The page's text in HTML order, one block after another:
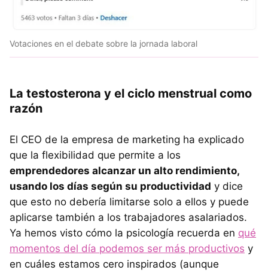
Votaciones en el debate sobre la jornada laboral
La testosterona y el ciclo menstrual como
razón
El CEO de la empresa de marketing ha explicado
que la flexibilidad que permite a los
emprendedores alcanzar un alto rendimiento,
usando los días según su productividad y dice
que esto no debería limitarse solo a ellos y puede
aplicarse también a los trabajadores asalariados.
Ya hemos visto cómo la psicología recuerda en qué
momentos del día podemos ser más productivos y
en cuáles estamos cero inspirados (aunque